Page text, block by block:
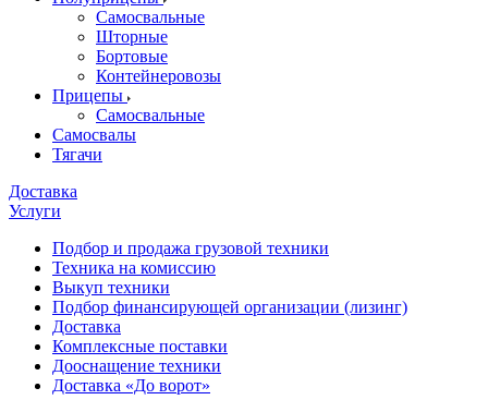
Самосвальные
Шторные
Бортовые
Контейнеровозы
Прицепы
Самосвальные
Самосвалы
Тягачи
Доставка
Услуги
Подбор и продажа грузовой техники
Техника на комиссию
Выкуп техники
Подбор финансирующей организации (лизинг)
Доставка
Комплексные поставки
Дооснащение техники
Доставка «До ворот»